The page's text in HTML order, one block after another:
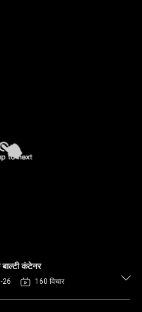
बाल्टी कंटेनर
26 160 विचार